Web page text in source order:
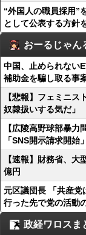
“外国人の職員採用”
として公表する方
おーるじゃん
中国、止められない
補助金を騙し取る事
【悲報】フェミニ
奴隷扱いする気だ」
【広陵高野球部暴
「SNS開示請求開始
【速報】財務省、
億円
元区議団長 「共産党
行った先で党の活動
政経ワロスま